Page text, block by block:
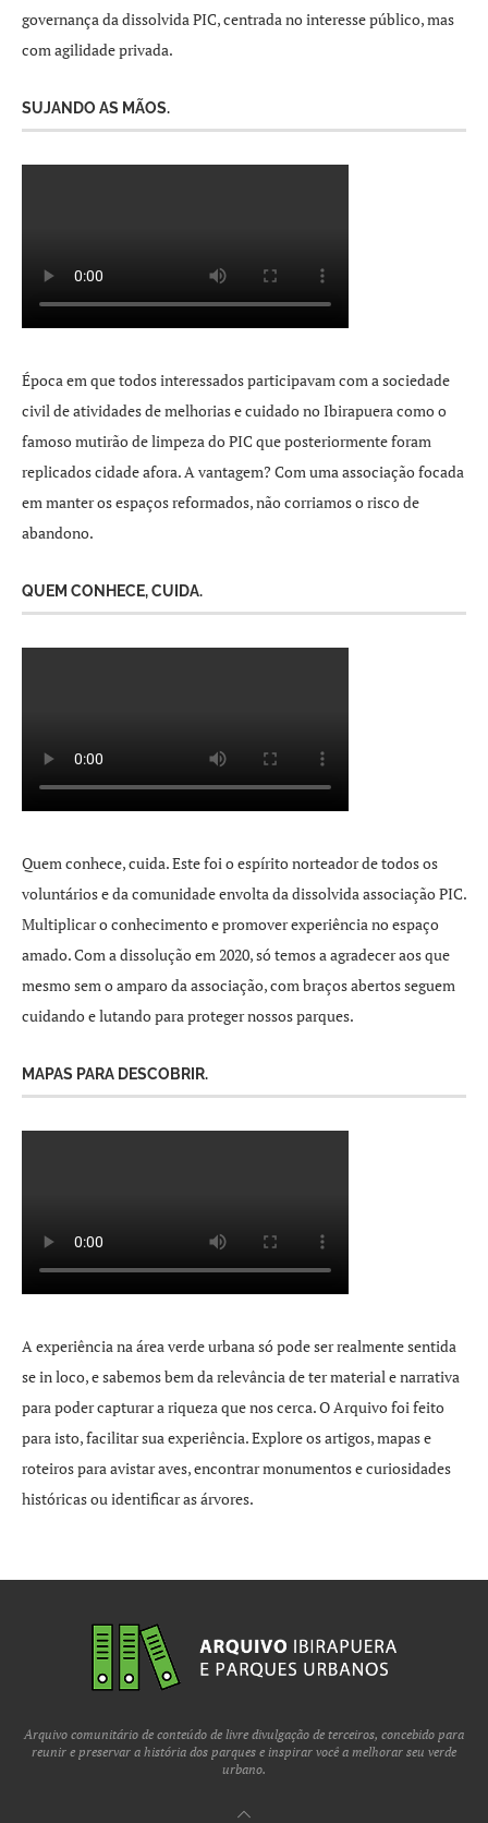
governança da dissolvida PIC, centrada no interesse público, mas
com agilidade privada.
SUJANDO AS MÃOS.
Época em que todos interessados participavam com a sociedade
civil de atividades de melhorias e cuidado no Ibirapuera como o
famoso mutirão de limpeza do PIC que posteriormente foram
replicados cidade afora. A vantagem? Com uma associação focada
em manter os espaços reformados, não corriamos o risco de
abandono.
QUEM CONHECE, CUIDA.
Quem conhece, cuida. Este foi o espírito norteador de todos os
voluntários e da comunidade envolta da dissolvida associação PIC.
Multiplicar o conhecimento e promover experiência no espaço
amado. Com a dissolução em 2020, só temos a agradecer aos que
mesmo sem o amparo da associação, com braços abertos seguem
cuidando e lutando para proteger nossos parques.
MAPAS PARA DESCOBRIR.
A experiência na área verde urbana só pode ser realmente sentida
se in loco, e sabemos bem da relevância de ter material e narrativa
para poder capturar a riqueza que nos cerca. O Arquivo foi feito
para isto, facilitar sua experiência. Explore os artigos, mapas e
roteiros para avistar aves, encontrar monumentos e curiosidades
históricas ou identificar as árvores.
Arquivo comunitário de conteúdo de livre divulgação de terceiros, concebido para
reunir e preservar a história dos parques e inspirar você a melhorar seu verde
urbano.